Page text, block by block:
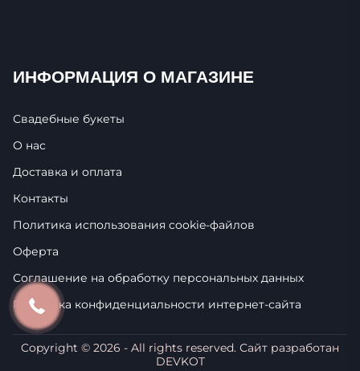
ИНФОРМАЦИЯ О МАГАЗИНЕ
Свадебные букеты
О нас
Доставка и оплата
Контакты
Политика использования cookie-фaйлoв
Оферта
Соглашение на обработку персональных данных
Политика конфиденциальности интернет-сайта
Copyright © 2026 - All rights reserved. Сайт разработан
DEVKOT